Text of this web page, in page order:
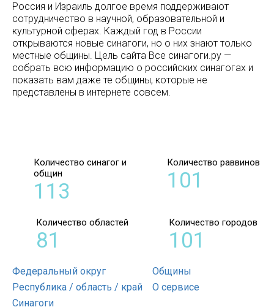
Россия и Израиль долгое время поддерживают
сотрудничество в научной, образовательной и
культурной сферах. Каждый год в России
открываются новые синагоги, но о них знают только
местные общины. Цель сайта Все синагоги.ру —
собрать всю информацию о российских синагогах и
показать вам даже те общины, которые не
представлены в интернете совсем.
Федеральный округ
Республика / область / край
Синагоги
Общины
О сервисе
Количество синагог и
общин
113
Количество раввинов
101
Количество областей
81
Количество городов
101